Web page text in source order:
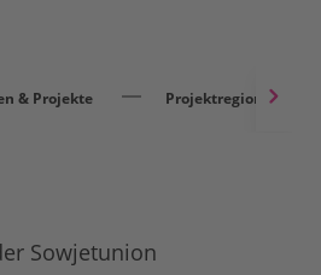
& Projekte Projektregionen
Sowjetunion